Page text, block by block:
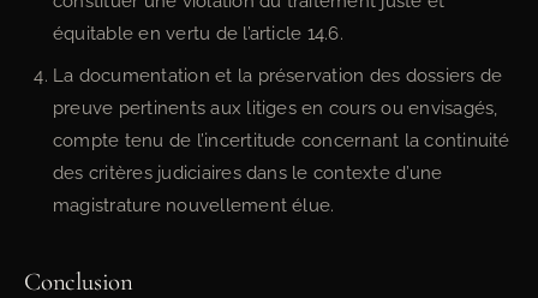
équitable en vertu de l’article 14.6.
La documentation et la préservation des dossiers de
preuve pertinents aux litiges en cours ou envisagés,
compte tenu de l’incertitude concernant la continuité
des critères judiciaires dans le contexte d’une
magistrature nouvellement élue.
Conclusion